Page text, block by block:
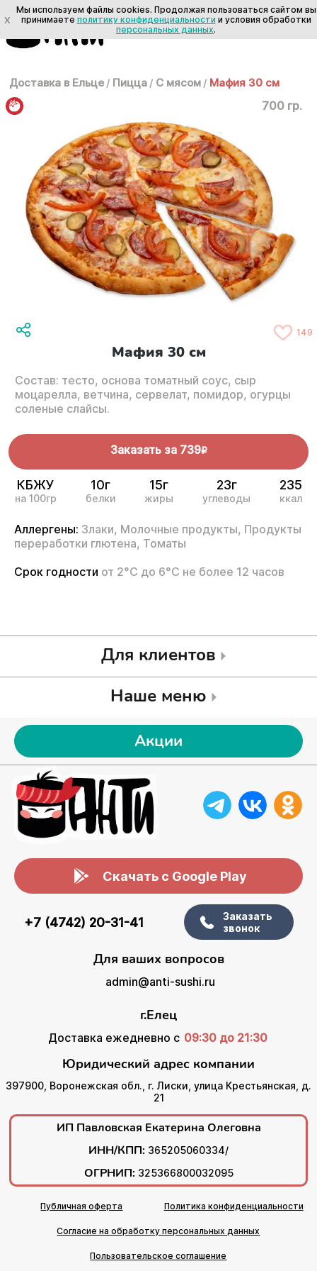
Доставка в Ельце / Пицца / С мясом / Мафия 30 см
700 гр.
149
Мафия 30 см
Состав: тесто, основа томатный соус, сыр
моцарелла, ветчина, сервелат, помидор, огурцы
соленые слайсы.
Заказать за 739R
КБЖУ
на 100гр
10г
белки
15г
жиры
23г
углеводы
235
ккал
Аллергены: Злаки, Молочные продукты, Продукты
переработки глютена, Томаты
Срок годности от 2°С до 6°С не более 12 часов
Для клиентов
Наше меню
Акции
Скачать с Google Play
+7 (4742) 20-31-41
Заказать
звонок
Для ваших вопросов
admin@anti-sushi.ru
г.Елец
Доставка ежедневно с 09:30 до 21:30
Юридический адрес компании
397900, Воронежская обл., г. Лиски, улица Крестьянская, д.
21
ИП Павловская Екатерина Олеговна
ИНН/КПП: 365205060334/
ОГРНИП: 325366800032095
Публичная оферта Политика конфиденциальности
Согласие на обработку персональных данных
Пользовательское соглашение
X
Мы используем файлы cookies. Продолжая пользоваться сайтом вы
принимаете политику конфиденциальности и условия обработки
персональных данных.